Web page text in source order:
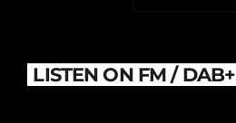
LISTEN ON FM / DAB+